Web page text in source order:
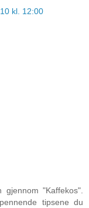
kl. 12:00
"Kaffekos".
tipsene du